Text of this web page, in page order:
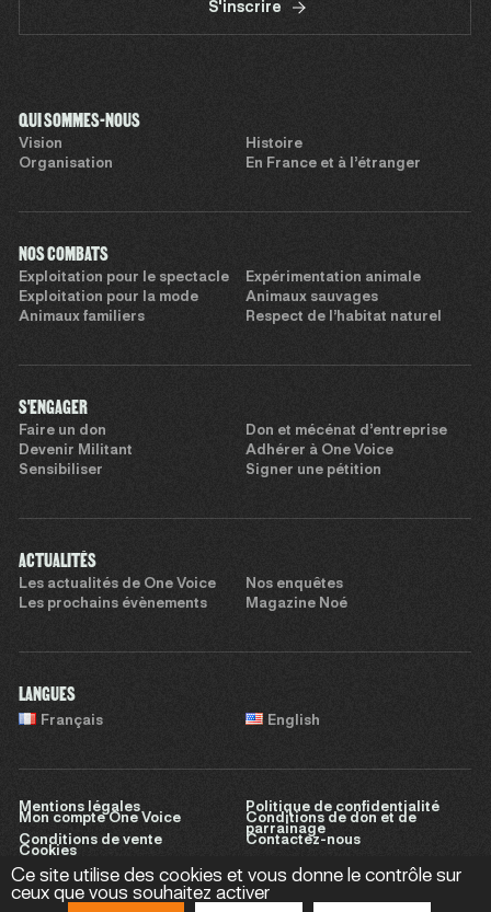
S'inscrire
QUI SOMMES-NOUS
Vision
Histoire
Organisation
En France et à l’étranger
NOS COMBATS
Exploitation pour le spectacle
Expérimentation animale
Exploitation pour la mode
Animaux sauvages
Animaux familiers
Respect de l’habitat naturel
S'ENGAGER
Faire un don
Don et mécénat d’entreprise
Devenir Militant
Adhérer à One Voice
Sensibiliser
Signer une pétition
ACTUALITÉS
Les actualités de One Voice
Nos enquêtes
Les prochains évènements
Magazine Noé
LANGUES
Français English
Mentions légales
Politique de confidentialité
Mon compte One Voice
Conditions de don et de
parrainage
Conditions de vente
Contactez-nous
Cookies
Ce site utilise des cookies et vous donne le contrôle sur
ceux que vous souhaitez activer